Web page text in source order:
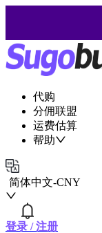
代购
分佣联盟
运费估算
帮助
简体中文-CNY
登录 /注册